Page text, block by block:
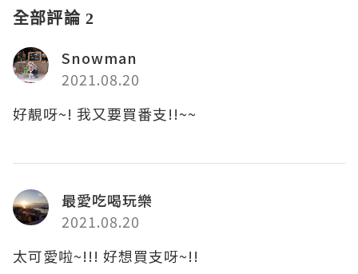
全部評論 2
Snowman
2021.08.20
好靚呀~! 我又要買番支!!~~
最愛吃喝玩樂
2021.08.20
太可愛啦~!!! 好想買支呀~!!